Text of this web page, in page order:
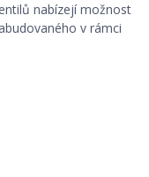
nabízejí možnost
v rámci